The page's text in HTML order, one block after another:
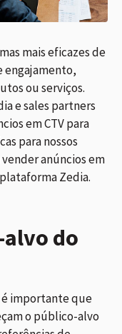
mais eficazes de
engajamento,
ou serviços.
e sales partners
em CTV para
para nossos
anúncios em
Zedia.
alvo do
é importante que
o público-alvo